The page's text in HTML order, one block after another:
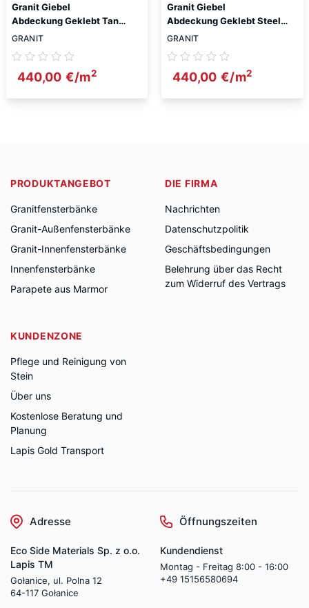
Granit Giebel
Abdeckung Geklebt Tan
Brown 2cm
GRANIT
440,00 €/m2
Granit Giebel
Abdeckung Geklebt Steel
Grey 2cm
GRANIT
440,00 €/m2
PRODUKTANGEBOT
Granitfensterbänke
Granit-Außenfensterbänke
Granit-Innenfensterbänke
Innenfensterbänke
Parapete aus Marmor
DIE FIRMA
Nachrichten
Datenschutzpolitik
Geschäftsbedingungen
Belehrung über das Recht
zum Widerruf des Vertrags
KUNDENZONE
Pflege und Reinigung von
Stein
Über uns
Kostenlose Beratung und
Planung
Lapis Gold Transport
Adresse
Eco Side Materials Sp. z o.o.
Lapis TM
Gołanice, ul. Polna 12
64-117 Gołanice
Öffnungszeiten
Kundendienst
Montag - Freitag 8:00 - 16:00
+49 15156580694